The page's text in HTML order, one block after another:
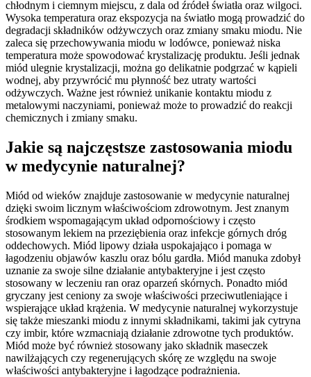
chłodnym i ciemnym miejscu, z dala od źródeł światła oraz wilgoci.
Wysoka temperatura oraz ekspozycja na światło mogą prowadzić do
degradacji składników odżywczych oraz zmiany smaku miodu. Nie
zaleca się przechowywania miodu w lodówce, ponieważ niska
temperatura może spowodować krystalizację produktu. Jeśli jednak
miód ulegnie krystalizacji, można go delikatnie podgrzać w kąpieli
wodnej, aby przywrócić mu płynność bez utraty wartości
odżywczych. Ważne jest również unikanie kontaktu miodu z
metalowymi naczyniami, ponieważ może to prowadzić do reakcji
chemicznych i zmiany smaku.
Jakie są najczęstsze zastosowania miodu
w medycynie naturalnej?
Miód od wieków znajduje zastosowanie w medycynie naturalnej
dzięki swoim licznym właściwościom zdrowotnym. Jest znanym
środkiem wspomagającym układ odpornościowy i często
stosowanym lekiem na przeziębienia oraz infekcje górnych dróg
oddechowych. Miód lipowy działa uspokajająco i pomaga w
łagodzeniu objawów kaszlu oraz bólu gardła. Miód manuka zdobył
uznanie za swoje silne działanie antybakteryjne i jest często
stosowany w leczeniu ran oraz oparzeń skórnych. Ponadto miód
gryczany jest ceniony za swoje właściwości przeciwutleniające i
wspierające układ krążenia. W medycynie naturalnej wykorzystuje
się także mieszanki miodu z innymi składnikami, takimi jak cytryna
czy imbir, które wzmacniają działanie zdrowotne tych produktów.
Miód może być również stosowany jako składnik maseczek
nawilżających czy regenerujących skórę ze względu na swoje
właściwości antybakteryjne i łagodzące podrażnienia.